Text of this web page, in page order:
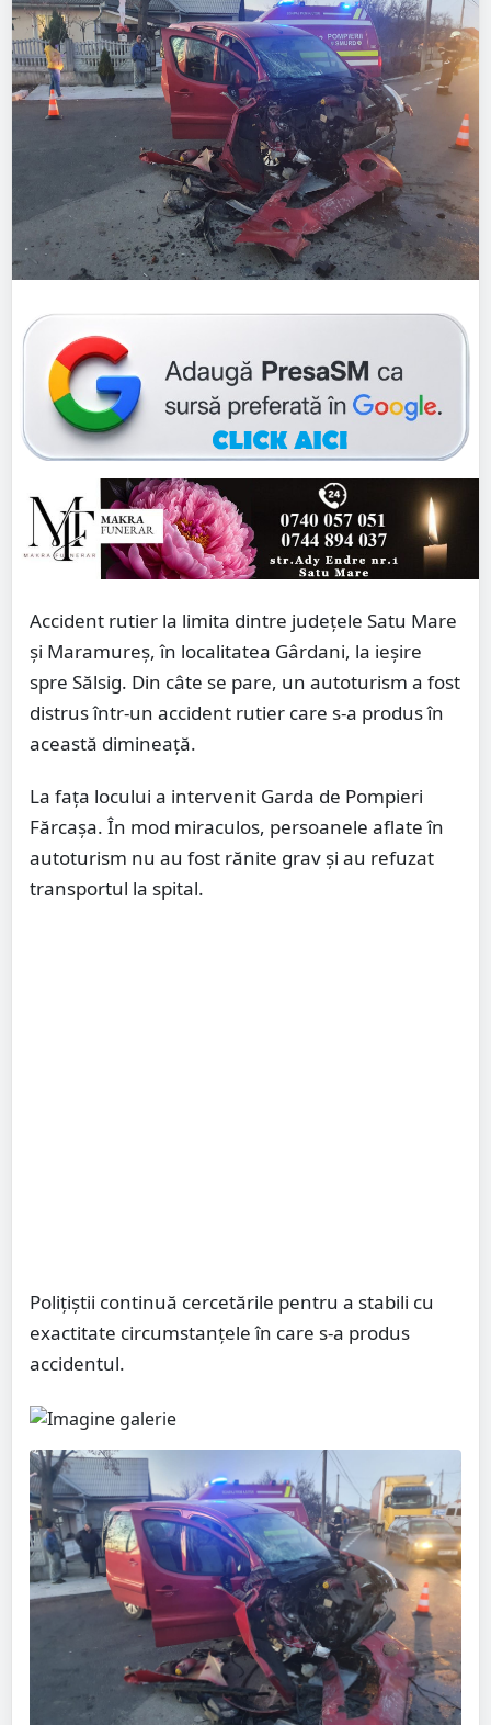
Accident rutier la limita dintre județele Satu Mare
și Maramureș, în localitatea Gârdani, la ieșire
spre Sălsig. Din câte se pare, un autoturism a fost
distrus într-un accident rutier care s-a produs în
această dimineață.
La fața locului a intervenit Garda de Pompieri
Fărcașa. În mod miraculos, persoanele aflate în
autoturism nu au fost rănite grav și au refuzat
transportul la spital.
Polițiștii continuă cercetările pentru a stabili cu
exactitate circumstanțele în care s-a produs
accidentul.